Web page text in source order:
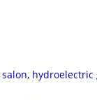
salon, hydroelectric